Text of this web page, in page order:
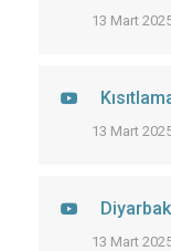
13 Mart
13 Mart
13 Mart